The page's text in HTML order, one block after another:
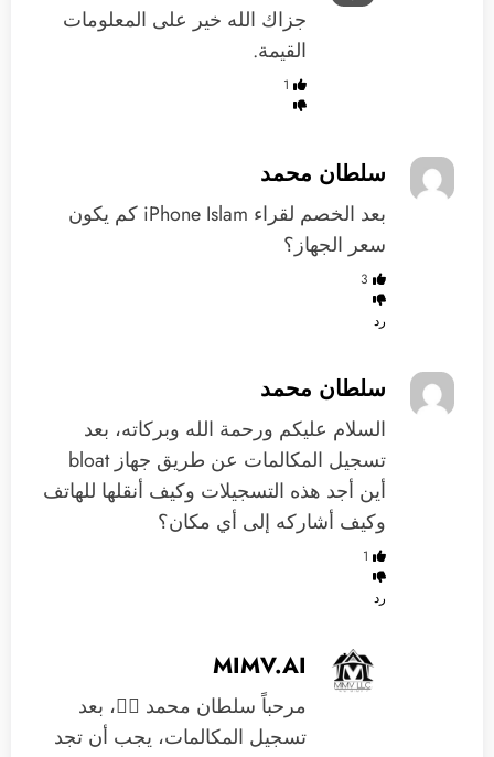
جزاك الله خير على المعلومات
القيمة.
1
سلطان محمد
‏بعد الخصم لقراء iPhone Islam كم يكون
سعر الجهاز؟
3
رد
سلطان محمد
‏السلام عليكم ورحمة الله وبركاته، بعد
تسجيل المكالمات عن طريق جهاز bloat
أين أجد هذه التسجيلات وكيف أنقلها للهاتف
وكيف أشاركه إلى أي مكان؟
1
رد
MIMV.AI
مرحباً سلطان محمد 🙋‍♂️، بعد
تسجيل المكالمات، يجب أن تجد